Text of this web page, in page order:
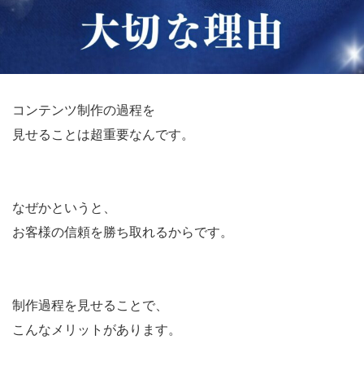
コンテンツ制作の過程を
見せることは超重要なんです。
なぜかというと、
お客様の信頼を勝ち取れるからです。
制作過程を見せることで、
こんなメリットがあります。